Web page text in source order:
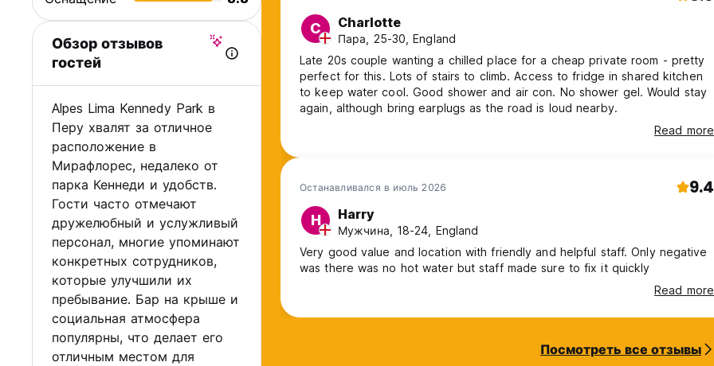
Обзор отзывов
гостей
Alpes Lima Kennedy Park в
Перу хвалят за отличное
расположение в
Мирафлорес, недалеко от
парка Кеннеди и удобств.
Гости часто отмечают
дружелюбный и услужливый
персонал, многие упоминают
конкретных сотрудников,
которые улучшили их
пребывание. Бар на крыше и
социальная атмосфера
популярны, что делает его
отличным местом для
C Charlotte
Пара, 25-30, England
Late 20s couple wanting a chilled place for a cheap private room - pretty
perfect for this. Lots of stairs to climb. Access to fridge in shared kitchen
to keep water cool. Good shower and air con. No shower gel. Would stay
again, although bring earplugs as the road is loud nearby.
Read more
Останавливался в июль 2026 9.4
H Harry
Мужчина, 18-24, England
Very good value and location with friendly and helpful staff. Only negative
was there was no hot water but staff made sure to fix it quickly
Read more
Посмотреть все отзывы